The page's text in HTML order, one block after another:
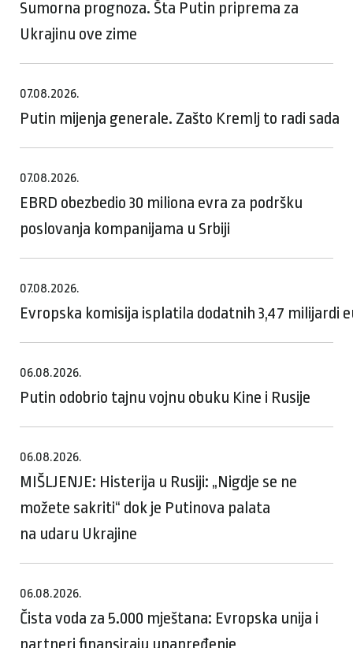
Sumorna prognoza. Šta Putin priprema za
Ukrajinu ove zime
07.08.2026.
Putin mijenja generale. Zašto Kremlj to radi sada
07.08.2026.
EBRD obezbedio 30 miliona evra za podršku
poslovanja kompanijama u Srbiji
07.08.2026.
Evropska komisija isplatila dodatnih 3,47 milijardi
06.08.2026.
Putin odobrio tajnu vojnu obuku Kine i Rusije
06.08.2026.
MIŠLJENJE: Histerija u Rusiji: „Nigdje se ne
možete sakriti“ dok je Putinova palata
na udaru Ukrajine
06.08.2026.
Čista voda za 5.000 mještana: Evropska unija i
partneri finansiraju unapređenje